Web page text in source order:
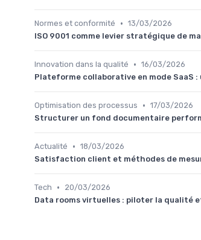
Normes et conformité • 13/03/2026
ISO 9001 comme levier stratégique de
Innovation dans la qualité • 16/03/2026
Plateforme collaborative en mode
Optimisation des processus • 17/03/2026
Structurer un fond documentaire
Actualité • 18/03/2026
Satisfaction client et méthodes de
Tech •
20/03/2026
Data rooms virtuelles : piloter la qualité